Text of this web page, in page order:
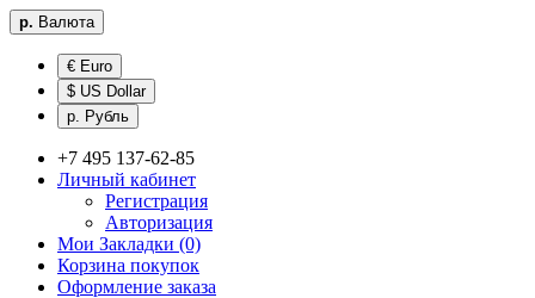
р. Валюта
€ Euro
$ US Dollar
р. Рубль
+7 495 137-62-85
Личный кабинет
Регистрация
Авторизация
Мои Закладки (0)
Корзина покупок
Оформление заказа